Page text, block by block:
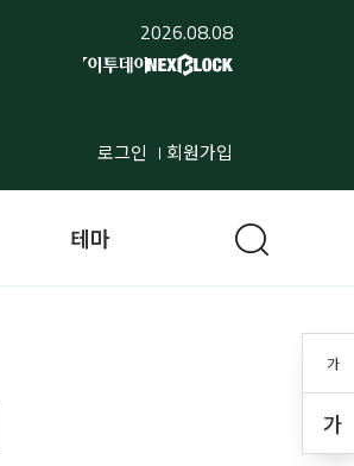
2026.08.08
로그인 회원가입
가
가
테마